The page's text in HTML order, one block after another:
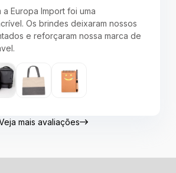
a Europa Import foi uma
Os brindes deixaram nossos
e reforçaram nossa marca de
mais avaliações